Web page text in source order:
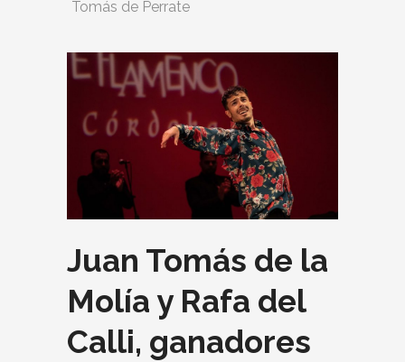
Tomás de Perrate
Juan Tomás de la
Molía y Rafa del
Calli, ganadores